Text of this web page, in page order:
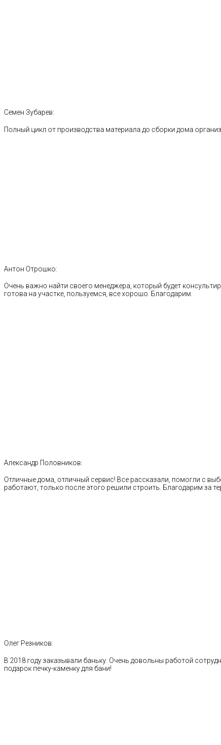
Семен Зубарев:
Полный цикл от производства материала до сборки дома
Антон Отрошко:
Очень важно найти своего менеджера, который будет
готова на участке, пользуемся, все хорошо. Благодарим.
Александр Половников:
Отличные дома, отличный сервис! Все рассказали, помогли с
работают, только после этого решили строить. Благодарим за
Олег Резников:
В 2018 году заказывали баньку. Очень довольны работой
подарок печку-каменку для бани!